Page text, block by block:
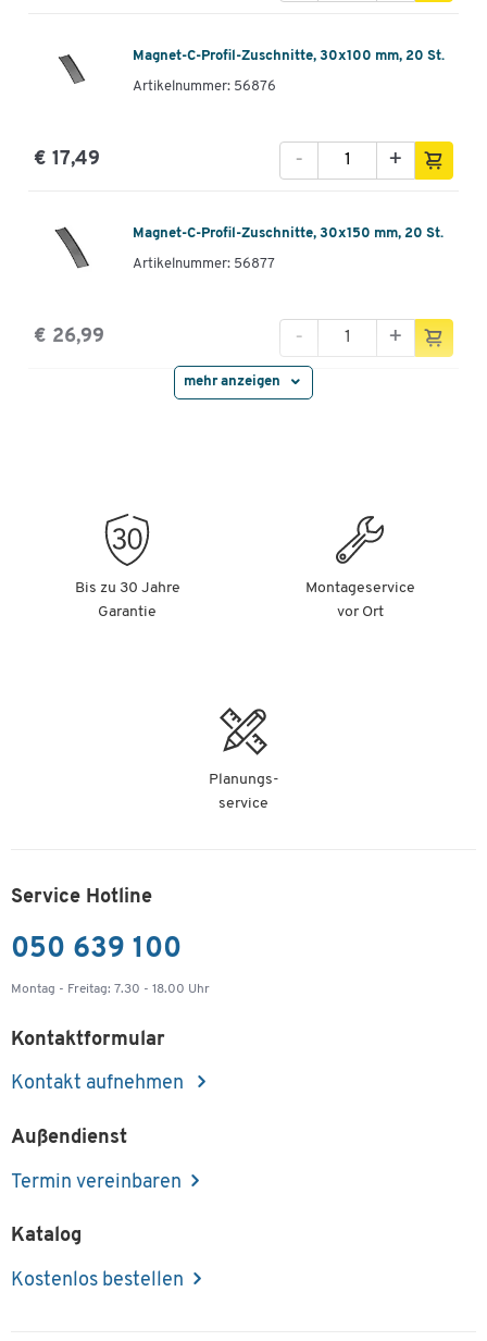
Magnet-C-Profil-Zuschnitte, 30x100 mm, 20 St.
Artikelnummer: 56876
€ 17,49 +
-
Magnet-C-Profil-Zuschnitte, 30x150 mm, 20 St.
Artikelnummer: 56877
€ 26,99 +
-
Magnet-C-Profil-Zuschnitte, 40x100 mm, 20 St.
Artikelnummer: 56879
Artikelnummer: 56880
Artikelnummer: 56881
Artikelnummer: 56882
€ 37,99
mehr anzeigen
Bis zu 30 Jahre
Garantie
Montageservice
vor Ort
Planungs-
service
Service Hotline
050 639 100
Montag - Freitag: 7.30 - 18.00 Uhr
Kontaktformular
Kontakt aufnehmen
Außendienst
Termin vereinbaren
Katalog
Kostenlos bestellen